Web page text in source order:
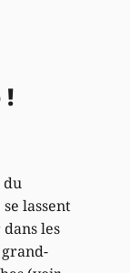
!
du
lassent
les